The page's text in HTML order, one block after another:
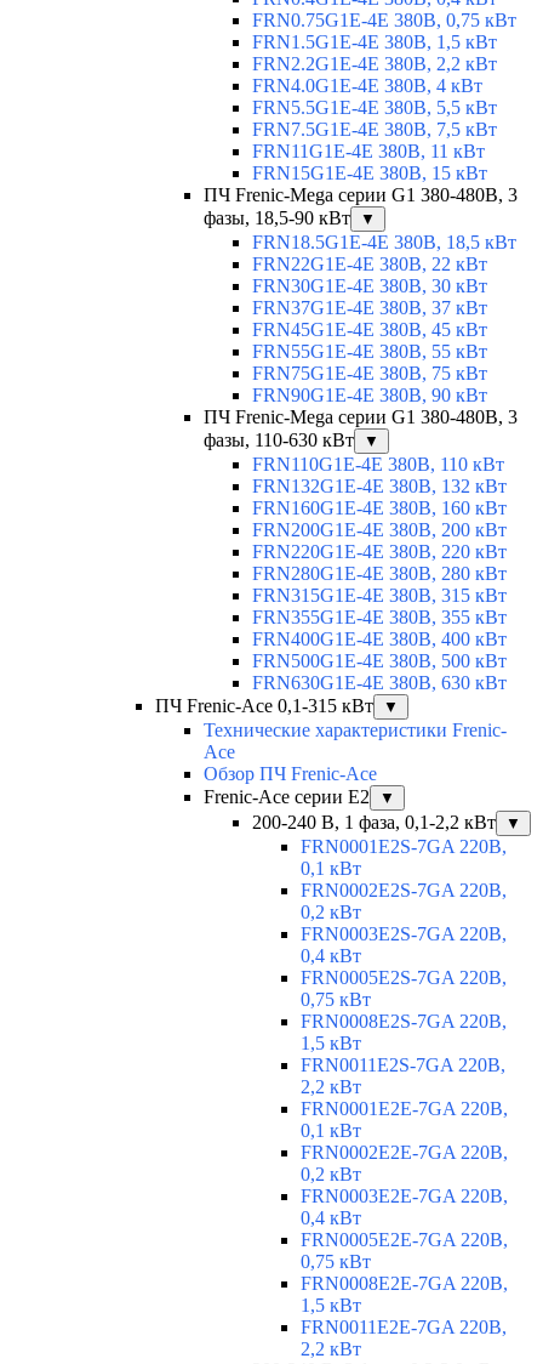
FRN0.75G1E-4E 380В, 0,75 кВт
FRN1.5G1E-4E 380В, 1,5 кВт
FRN2.2G1E-4E 380В, 2,2 кВт
FRN4.0G1E-4E 380В, 4 кВт
FRN5.5G1E-4E 380В, 5,5 кВт
FRN7.5G1E-4E 380В, 7,5 кВт
FRN11G1E-4E 380В, 11 кВт
FRN15G1E-4E 380В, 15 кВт
ПЧ Frenic-Mega серии G1 380-480В, 3
фазы, 18,5-90 кВт
▼
FRN18.5G1E-4E 380В, 18,5 кВт
FRN22G1E-4E 380В, 22 кВт
FRN30G1E-4E 380В, 30 кВт
FRN37G1E-4E 380В, 37 кВт
FRN45G1E-4E 380В, 45 кВт
FRN55G1E-4E 380В, 55 кВт
FRN75G1E-4E 380В, 75 кВт
FRN90G1E-4E 380В, 90 кВт
ПЧ Frenic-Mega серии G1 380-480В, 3
фазы, 110-630 кВт
▼
FRN110G1E-4E 380В, 110 кВт
FRN132G1E-4E 380В, 132 кВт
FRN160G1E-4E 380В, 160 кВт
FRN200G1E-4E 380В, 200 кВт
FRN220G1E-4E 380В, 220 кВт
FRN280G1E-4E 380В, 280 кВт
FRN315G1E-4E 380В, 315 кВт
FRN355G1E-4E 380В, 355 кВт
FRN400G1E-4E 380В, 400 кВт
FRN500G1E-4E 380В, 500 кВт
FRN630G1E-4E 380В, 630 кВт
ПЧ Frenic-Ace 0,1-315 кВт
▼
Технические характеристики Frenic-
Ace
Обзор ПЧ Frenic-Ace
Frenic-Ace серии E2
▼
200-240 В, 1 фаза, 0,1-2,2 кВт ▼
FRN0001E2S-7GA 220В,
0,1 кВт
FRN0002E2S-7GA 220В,
0,2 кВт
FRN0003E2S-7GA 220В,
0,4 кВт
FRN0005E2S-7GA 220В,
0,75 кВт
FRN0008E2S-7GA 220В,
1,5 кВт
FRN0011E2S-7GA 220В,
2,2 кВт
FRN0001E2E-7GA 220В,
0,1 кВт
FRN0002E2E-7GA 220В,
0,2 кВт
FRN0003E2E-7GA 220В,
0,4 кВт
FRN0005E2E-7GA 220В,
0,75 кВт
FRN0008E2E-7GA 220В,
1,5 кВт
FRN0011E2E-7GA 220В,
2,2 кВт